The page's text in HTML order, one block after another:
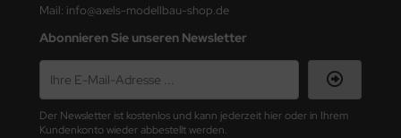
Mail: info@axels-modellbau-shop.de
Abonnieren Sie unseren Newsletter
Der Newsletter ist kostenlos und kann jederzeit hier oder in Ihrem
Kundenkonto wieder abbestellt werden.
Beemax
Hobby
Hobbies